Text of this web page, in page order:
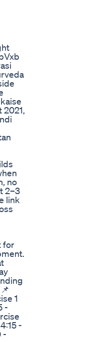
2021,
no
2–3
link
for
1
-
-
-